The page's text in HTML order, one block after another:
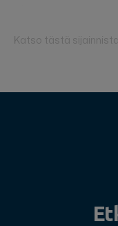
Katso tästä